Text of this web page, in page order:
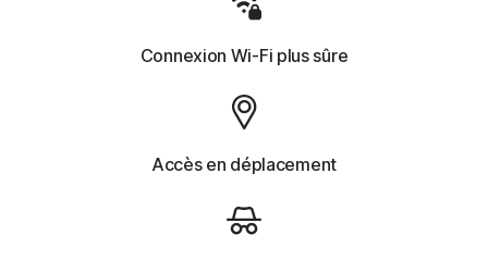
Connexion Wi-Fi plus sûre
Accès en déplacement